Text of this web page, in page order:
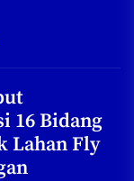
16 Bidang
Lahan Fly